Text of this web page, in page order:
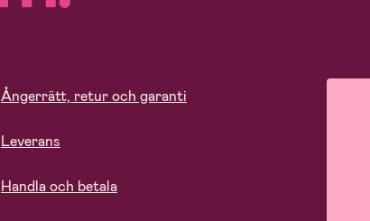
Ångerrätt, retur och garanti
Leverans
Handla och betala